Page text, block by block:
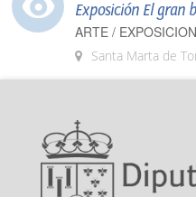
Exposición El gran
ARTE /
Santa Marta de